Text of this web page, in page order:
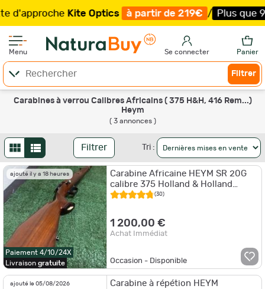
Kite Optics à partir de 219€ / Plus que 92
Menu Se connecter Panier
Filtrer
Carabines à verrou Calibres Africains ( 375 H&H, 416 Rem...)
Heym
( 3 annonces )
Filtrer Tri :
ajouté il y a 18 heures
Paiement 4/10/24X
Livraison gratuite
Carabine Africaine HEYM SR 20G
calibre 375 Holland & Holland
Magnum
(30)
1 200,00 €
Achat Immédiat
Occasion - Disponible
ajouté le 05/08/2026
Carabine à répétion HEYM